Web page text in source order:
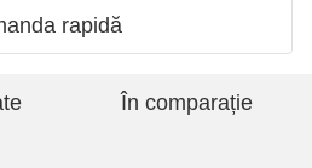
rapidă
În comparație